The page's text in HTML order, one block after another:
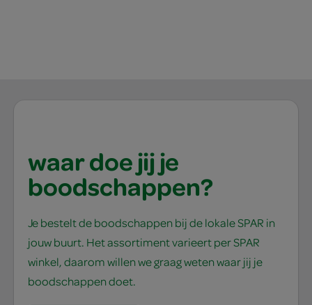
waar doe jij je
boodschappen?
Je bestelt de boodschappen bij de lokale SPAR in
jouw buurt. Het assortiment varieert per SPAR
winkel, daarom willen we graag weten waar jij je
boodschappen doet.